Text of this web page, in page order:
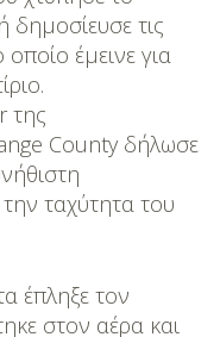
δημοσίευσε τις
έμεινε για
της
County δήλωσε
ταχύτητα του
έπληξε τον
στον αέρα και